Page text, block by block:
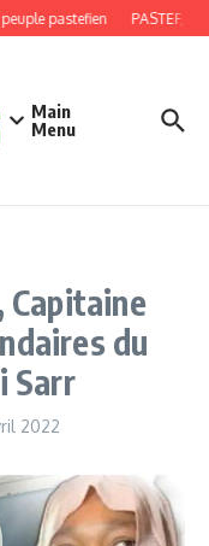
pastefien PASTEF,
Main
Menu
Capitaine
du
Sarr
2022